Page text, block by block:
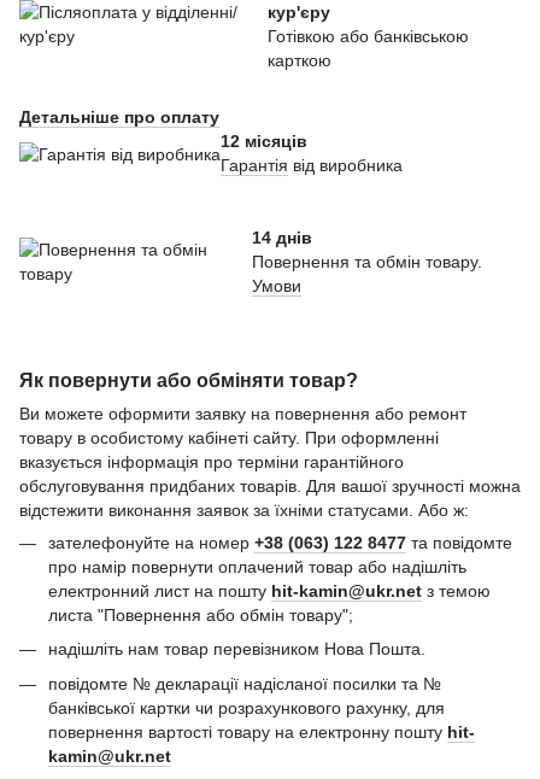
кур'єру
Готівкою або банківською
карткою
Детальніше про оплату
12 місяців
Гарантія від виробника
14 днів
Повернення та обмін товару.
Умови
Як повернути або обміняти товар?
Ви можете оформити заявку на повернення або ремонт
товару в особистому кабінеті сайту. При оформленні
вказується інформація про терміни гарантійного
обслуговування придбаних товарів. Для вашої зручності можна
відстежити виконання заявок за їхніми статусами. Або ж:
зателефонуйте на номер +38 (063) 122 8477 та повідомте
про намір повернути оплачений товар або надішліть
електронний лист на пошту hit-kamin@ukr.net з темою
листа "Повернення або обмін товару";
надішліть нам товар перевізником Нова Пошта.
повідомте № декларації надісланої посилки та №
банківської картки чи розрахункового рахунку, для
повернення вартості товару на електронну пошту hit-
kamin@ukr.net